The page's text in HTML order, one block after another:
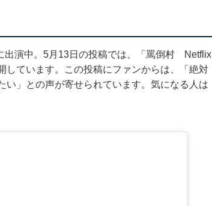
出演中。5月13日の投稿では、「罵倒村 Netflix
しています。この投稿にファンからは、「絶対
い」との声が寄せられています。気になる人は